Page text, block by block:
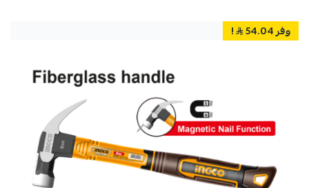
وفر 54.04 !